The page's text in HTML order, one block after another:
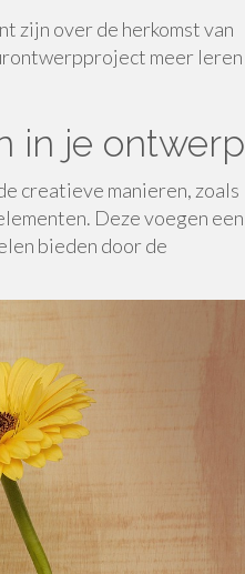
zijn over de herkomst van
meer leren
in je ontwerp
creatieve manieren, zoals
Deze voegen een
bieden door de